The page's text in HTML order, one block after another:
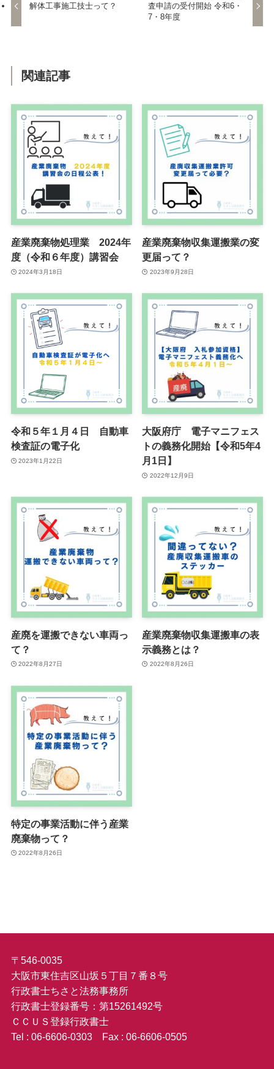
解体工事施工技士って？
査申請の受付開始 令和6・
7・8年度
関連記事
産業廃棄物処理業 2024年
度（令和６年度）講習会
2024年3月18日
産業廃棄物収集運搬業の変
更届って？
2023年9月28日
令和５年１月４日 自動車
検査証の電子化
2023年1月22日
大阪府庁 電子マニフェス
トの義務化開始【令和5年4
月1日】
2022年12月9日
産廃を運搬できない車両っ
て？
2022年8月27日
産業廃棄物収集運搬車の表
示義務とは？
2022年8月26日
特定の事業活動に伴う産業
廃棄物って？
2022年8月26日
〒546-0035
大阪市東住吉区山坂５丁目７番８号
行政書士ちさと法務事務所
行政書士登録番号：第15261492号
ＣＣＵＳ登録行政書士
Tel : 06-6606-0303 Fax : 06-6606-0505